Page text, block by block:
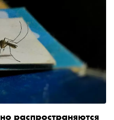
распространяются